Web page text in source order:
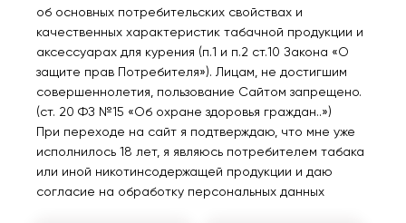
SOAK M NEW 6000
Кремовый ром 2%
1250₽
Уведомить
SOAK M NEW 6000
Гималайский черный чай
2%
630₽
Уведомить
об основных потребительских свойствах и
качественных характеристик табачной продукции и
аксессуарах для курения (п.1 и п.2 ст.10 Закона «О
защите прав Потребителя»). Лицам, не достигшим
совершеннолетия, пользование Сайтом запрещено.
(ст. 20 ФЗ №15 «Об охране здоровья граждан..»)
При переходе на сайт я подтверждаю, что мне уже
исполнилось 18 лет, я являюсь потребителем табака
или иной никотинсодержащей продукции и даю
согласие на обработку персональных данных